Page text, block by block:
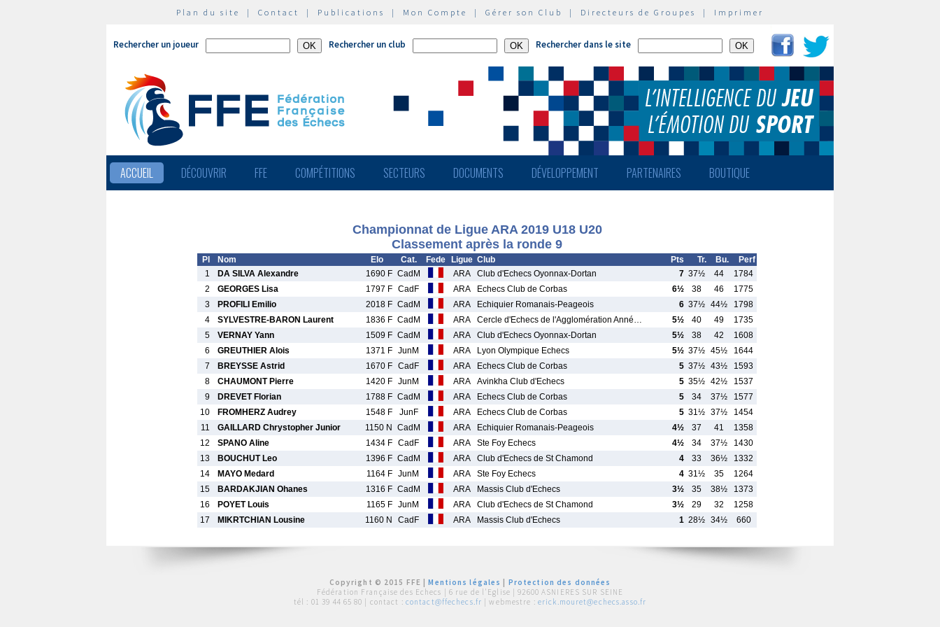
Plan du site | Contact | Publications | Mon Compte | Gérer son Club | Directeurs de Groupes | Imprimer
Rechercher un joueur Rechercher un club Rechercher dans le site
ACCUEIL DÉCOUVRIR FFE COMPÉTITIONS SECTEURS DOCUMENTS DÉVELOPPEMENT PARTENAIRES BOUTIQUE
Championnat de Ligue ARA 2019 U18 U20
Classement après la ronde 9
Pl Nom Elo Cat. Fede Ligue Club Pts Tr. Bu.
Perf
1
DA SILVA Alexandre 1690 F CadM ARA Club d'Echecs Oyonnax-Dortan 7 37½ 44
1784
2
GEORGES Lisa 1797 F CadF ARA Echecs Club de Corbas 6½ 38 46
1775
3
PROFILI Emilio 2018 F CadM ARA Echiquier Romanais-Peageois 6 37½ 44½
1798
4
SYLVESTRE-BARON Laurent 1836 F CadM ARA Cercle d'Echecs de l'Agglomération Anné… 5½ 40 49
1735
5
VERNAY Yann 1509 F CadM ARA Club d'Echecs Oyonnax-Dortan 5½ 38 42
1608
6
GREUTHIER Alois 1371 F JunM ARA Lyon Olympique Echecs 5½ 37½ 45½
1644
7
BREYSSE Astrid 1670 F CadF ARA Echecs Club de Corbas 5 37½ 43½
1593
8
CHAUMONT Pierre 1420 F JunM ARA Avinkha Club d'Echecs 5 35½ 42½
1537
9
DREVET Florian 1788 F CadM ARA Echecs Club de Corbas 5 34 37½
1577
10
FROMHERZ Audrey 1548 F JunF ARA Echecs Club de Corbas 5 31½ 37½
1454
11
GAILLARD Chrystopher Junior 1150 N CadM ARA Echiquier Romanais-Peageois 4½ 37 41
1358
12
SPANO Aline 1434 F CadF ARA Ste Foy Echecs 4½ 34 37½
1430
13
BOUCHUT Leo 1396 F CadM ARA Club d'Echecs de St Chamond 4 33 36½
1332
14
MAYO Medard 1164 F JunM ARA Ste Foy Echecs 4 31½ 35
1264
15
BARDAKJIAN Ohanes 1316 F CadM ARA Massis Club d'Echecs 3½ 35 38½
1373
16
POYET Louis 1165 F JunM ARA Club d'Echecs de St Chamond 3½ 29 32
1258
17
MIKRTCHIAN Lousine 1160 N CadF ARA Massis Club d'Echecs 1 28½ 34½ 660
Copyright © 2015 FFE |Mentions légales
Protection des données
Fédération Française des Echecs | 6 rue de l'Eglise | 92600 ASNIERES SUR SEINE
tél : 01 39 44 65 80 | contact : contact@ffechecs.fr | webmestre : erick.mouret@echecs.asso.fr